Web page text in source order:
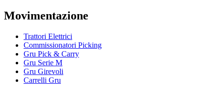
Movimentazione
Trattori Elettrici
Commissionatori Picking
Gru Pick & Carry
Gru Serie M
Gru Girevoli
Carrelli Gru